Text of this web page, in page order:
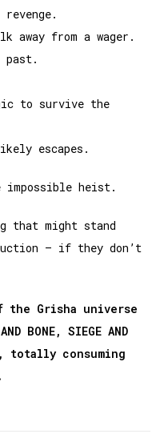
away from a wager.
past.
to survive the
escapes.
impossible heist.
that might stand
– if they don’t
the Grisha universe
BONE, SIEGE AND
totally consuming